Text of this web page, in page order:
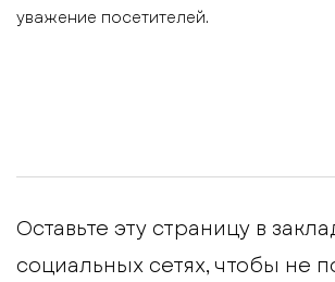
уважение посетителей.
Оставьте эту страницу в
социальных сетях, чтобы не